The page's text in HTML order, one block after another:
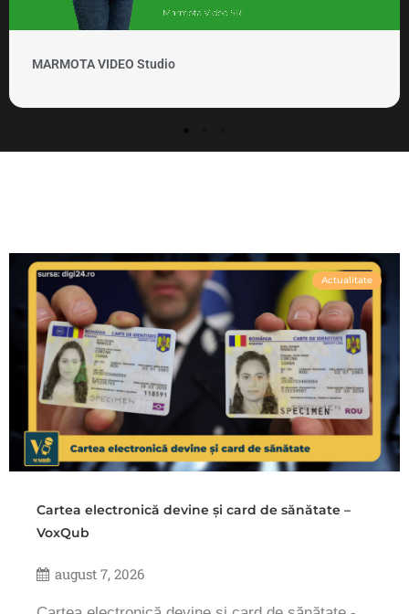
MARMOTA VIDEO Clipuri si promovare
Actualitate
Cartea electronică devine și card de sănătate –
VoxQub
august 7, 2026